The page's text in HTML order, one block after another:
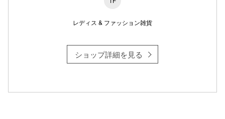
レディス & ファッション雑貨
ショップ詳細を見る